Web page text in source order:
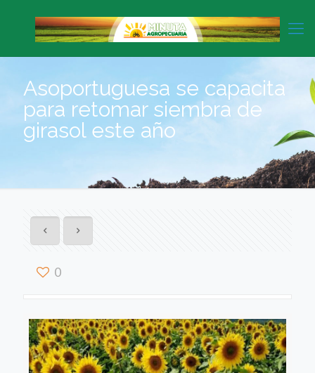
Asoportuguesa se capacita
para retomar siembra de
girasol este año
0